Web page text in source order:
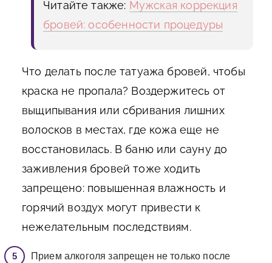
Читайте также: Мужская коррекция
бровей: особенности процедуры
Что делать после татуажа бровей, чтобы
краска не пропала? Воздержитесь от
выщипывания или сбривания лишних
волосков в местах, где кожа еще не
восстановилась. В баню или сауну до
заживления бровей тоже ходить
запрещено: повышенная влажность и
горячий воздух могут привести к
нежелательным последствиям.
Прием алкоголя запрещен не только после